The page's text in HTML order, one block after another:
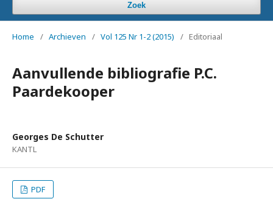
Zoek
Home / Archieven / Vol 125 Nr 1-2 (2015) / Editoriaal
Aanvullende bibliografie P.C.
Paardekooper
Georges De Schutter
KANTL
PDF